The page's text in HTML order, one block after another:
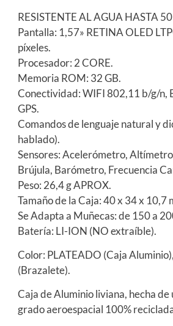
RESISTENTE AL AGUA HASTA
Pantalla: 1,57» RETINA OLED
píxeles.
Procesador: 2 CORE.
Memoria ROM: 32 GB.
Conectividad: WIFI 802,11 b/g/n,
GPS.
Comandos de lenguaje natural y
hablado).
Sensores: Acelerómetro,
Brújula, Barómetro, Frecuencia
Peso: 26,4 g APROX.
Tamaño de la Caja: 40 x 34 x 10,7
Se Adapta a Muñecas: de 150 a
Batería: LI-ION (NO extraíble).
Color: PLATEADO (Caja
(Brazalete).
Caja de Aluminio liviana, hecha de
grado aeroespacial 100%